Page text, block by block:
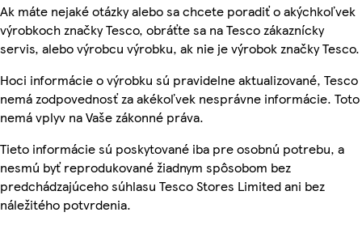
Ak máte nejaké otázky alebo sa chcete poradiť o akýchkoľvek
výrobkoch značky Tesco, obráťte sa na Tesco zákaznícky
servis, alebo výrobcu výrobku, ak nie je výrobok značky Tesco.
Hoci informácie o výrobku sú pravidelne aktualizované, Tesco
nemá zodpovednosť za akékoľvek nesprávne informácie. Toto
nemá vplyv na Vaše zákonné práva.
Tieto informácie sú poskytované iba pre osobnú potrebu, a
nesmú byť reprodukované žiadnym spôsobom bez
predchádzajúceho súhlasu Tesco Stores Limited ani bez
náležitého potvrdenia.